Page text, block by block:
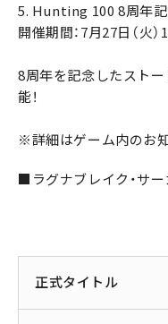
5. Hunting 100 8周年
開催期間：7月27日（火
8周年を記念したストー
能！
※詳細はゲーム内のお
■ラグナブレイク・サー
正式タイトル